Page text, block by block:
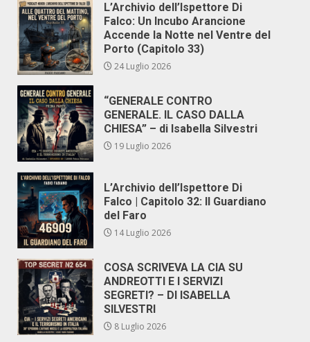
L’Archivio dell’Ispettore Di
Falco: Un Incubo Arancione
Accende la Notte nel Ventre del
Porto (Capitolo 33)
24 Luglio 2026
“GENERALE CONTRO
GENERALE. IL CASO DALLA
CHIESA” – di Isabella Silvestri
19 Luglio 2026
L’Archivio dell’Ispettore Di
Falco | Capitolo 32: Il Guardiano
del Faro
14 Luglio 2026
COSA SCRIVEVA LA CIA SU
ANDREOTTI E I SERVIZI
SEGRETI? – DI ISABELLA
SILVESTRI
8 Luglio 2026